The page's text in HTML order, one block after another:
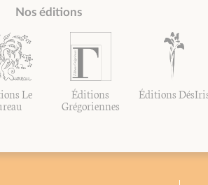
Nos éditions
Le Éditions
Grégoriennes
Éditions